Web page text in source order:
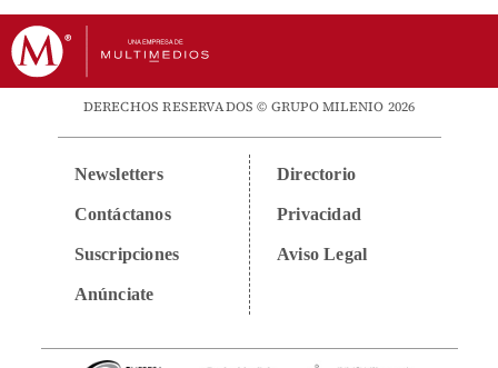
DERECHOS RESERVADOS © GRUPO MILENIO 2026
Newsletters
Contáctanos
Suscripciones
Anúnciate
Directorio
Privacidad
Aviso Legal